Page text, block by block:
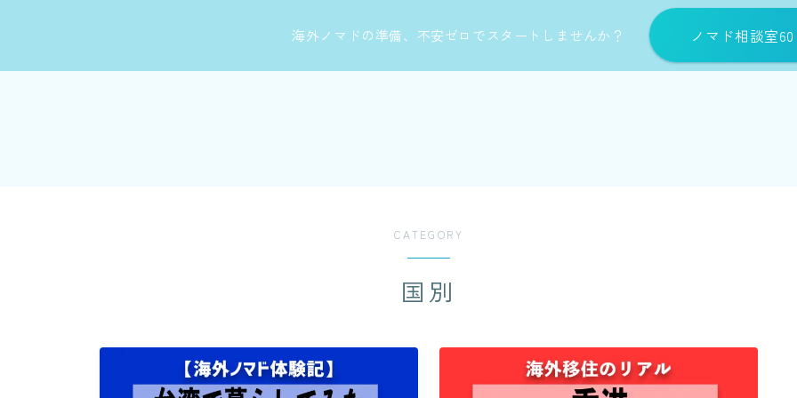
海外ノマドの準備、不安ゼロでスタートしませんか？ ノマド相談室
CATEGORY
国別